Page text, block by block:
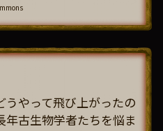
うやって飛び上がったの
古生物学者たちを悩ま